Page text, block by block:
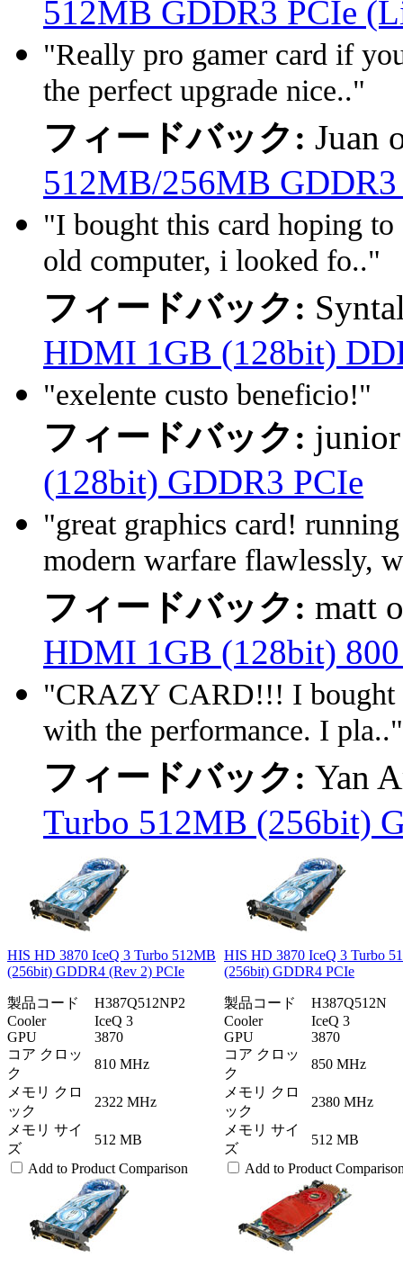
512MB GDDR3 PCIe
"Really pro gamer card if
the perfect upgrade nice.."
フィードバック: Juan
512MB/256MB GDDR3
"I bought this card hoping
old computer, i looked fo.."
フィードバック:
HDMI 1GB (128bit)
"exelente custo beneficio!"
フィードバック:
(128bit) GDDR3 PCIe
"great graphics card!
modern warfare flawlessly,
フィードバック: matt
HDMI 1GB (128bit)
"CRAZY CARD!!! I bought
with the performance. I pla.."
フィードバック: Yan
Turbo 512MB (256bit)
HIS HD 3870 IceQ 3 Turbo 512MB
(256bit) GDDR4 (Rev 2) PCIe
製品コード
H387Q512NP2
Cooler
IceQ 3
GPU
3870
コア クロッ
ク
810 MHz
メモリ クロ
ック
2322 MHz
メモリ サイ
ズ
512 MB
Add to Product Comparison
HIS HD 3870 IceQ 3 Turbo
(256bit) GDDR4 PCIe
製品コード
H387Q512N
Cooler
IceQ 3
GPU
3870
コア クロッ
ク
850 MHz
メモリ クロ
ック
2380 MHz
メモリ サイ
ズ
512 MB
Add to Product